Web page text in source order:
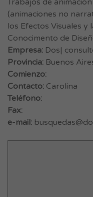
Trabajos de
(animaciones no
los Efectos Visuales y
Conocimento de
Empresa: Dos|
Provincia: Buenos
Comienzo:
Contacto: Carolina
Teléfono:
Fax:
e-mail: